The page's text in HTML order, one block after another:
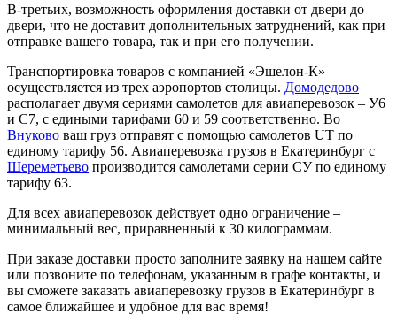
В-третьих, возможность оформления доставки от двери до
двери, что не доставит дополнительных затруднений, как при
отправке вашего товара, так и при его получении.
Транспортировка товаров с компанией «Эшелон-К»
осуществляется из трех аэропортов столицы. Домодедово
располагает двумя сериями самолетов для авиаперевозок – У6
и С7, с едиными тарифами 60 и 59 соответственно. Во
Внуково ваш груз отправят с помощью самолетов UT по
единому тарифу 56. Авиаперевозка грузов в Екатеринбург с
Шереметьево производится самолетами серии СУ по единому
тарифу 63.
Для всех авиаперевозок действует одно ограничение –
минимальный вес, приравненный к 30 килограммам.
При заказе доставки просто заполните заявку на нашем сайте
или позвоните по телефонам, указанным в графе контакты, и
вы сможете заказать авиаперевозку грузов в Екатеринбург в
самое ближайшее и удобное для вас время!